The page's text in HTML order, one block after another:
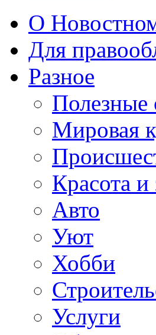
О
Для
Разное
Полезные
Мировая
Красота и
Авто
Уют
Хобби
Услуги